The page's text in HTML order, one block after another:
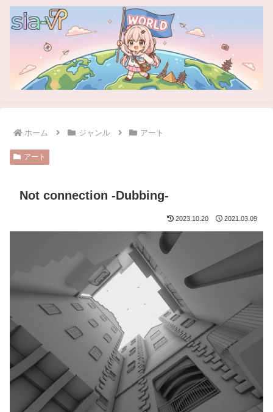
ホーム ジャンル アート
アート
Not connection -Dubbing-
2023.10.20 2021.03.09